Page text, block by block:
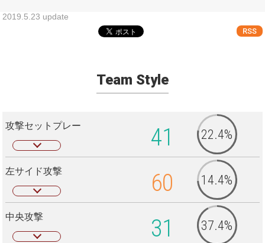
2019.5.23 update
RSS
Team Style
攻撃セットプレー 41 22.4%
左サイド攻撃 60 14.4%
中央攻撃 31 37.4%